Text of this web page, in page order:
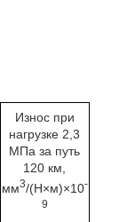
Износ при
нагрузке 2,3
МПа за путь
120 км,
мм3/(H×м)×10-
9